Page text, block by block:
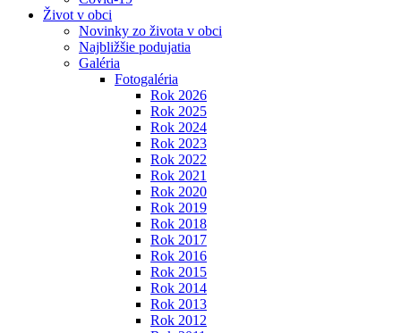
Život v obci
Novinky zo života v obci
Najbližšie podujatia
Galéria
Fotogaléria
Rok 2026
Rok 2025
Rok 2024
Rok 2023
Rok 2022
Rok 2021
Rok 2020
Rok 2019
Rok 2018
Rok 2017
Rok 2016
Rok 2015
Rok 2014
Rok 2013
Rok 2012